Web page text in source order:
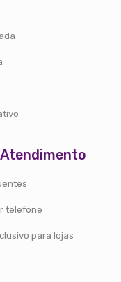
telefone
para lojas